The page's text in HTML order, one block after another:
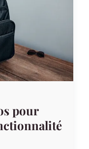
pour